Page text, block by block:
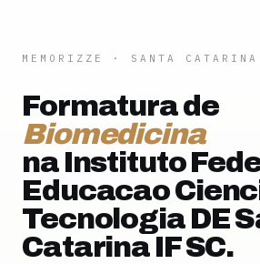
MEMORIZZE · SANTA CATARINA
Formatura de
Biomedicina
na Instituto
Educacao
Tecnologia DE
Catarina IF SC.